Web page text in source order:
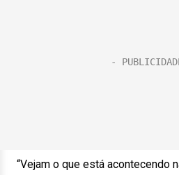
“Vejam o que está acontecendo